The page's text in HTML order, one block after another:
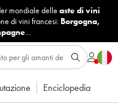
mondiale delle aste di vini
di vini francesi: Borgogna,
...
Enciclopedia